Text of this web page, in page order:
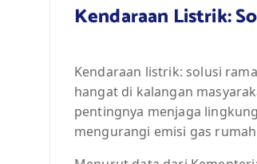
Kendaraan Listrik:
Kendaraan listrik: solusi
hangat di kalangan
pentingnya menjaga
mengurangi emisi gas